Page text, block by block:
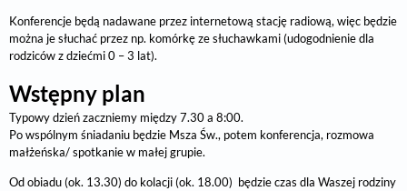
Konferencje będą nadawane przez internetową stację radiową, więc będzie
można je słuchać przez np. komórkę ze słuchawkami (udogodnienie dla
rodziców z dziećmi 0 – 3 lat).
Wstępny plan
Typowy dzień zaczniemy między 7.30 a 8:00.
Po wspólnym śniadaniu będzie Msza Św., potem konferencja, rozmowa
małżeńska/ spotkanie w małej grupie.
Od obiadu (ok. 13.30) do kolacji (ok. 18.00) będzie czas dla Waszej rodziny